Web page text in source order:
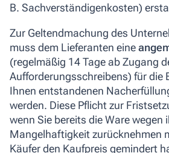
B. Sachverständigenkosten)
Zur Geltendmachung des
muss dem Lieferanten eine
(regelmäßig 14 Tage ab Zugang
Aufforderungsschreibens) für die
Ihnen entstandenen
werden. Diese Pflicht zur
wenn Sie bereits die Ware wegen
Mangelhaftigkeit zurücknehmen
Käufer den Kaufpreis gemindert